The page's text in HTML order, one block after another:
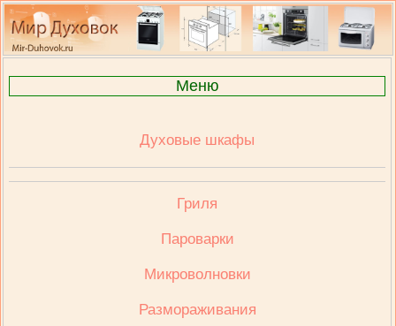
Меню
Духовые шкафы
Гриля
Пароварки
Микроволновки
Размораживания